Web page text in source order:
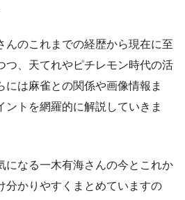
んのこれまでの経歴から現在に至
つ、天てれやピチレモン時代の活
には麻雀との関係や画像情報ま
ントを網羅的に解説していきま
になる一木有海さんの今とこれか
分かりやすくまとめていますの